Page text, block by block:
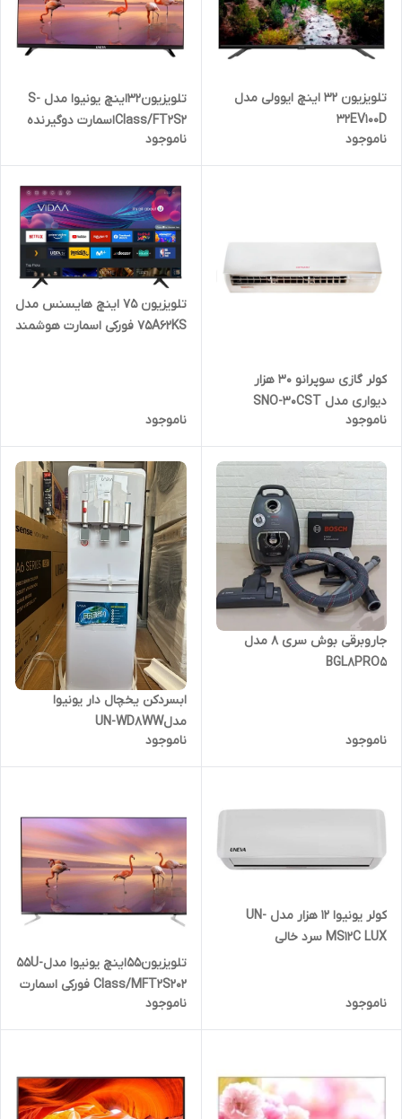
تلویزیون 32 اینچ ایوولی مدل
32EV100D
ناموجود
تلویزیون۳۲اینچ یونیوا مدل S-
Class/FT2S2اسمارت دوگیرنده
ناموجود
کولر گازی سوپرانو ۳۰ هزار
دیواری مدل SNO-30CST
ناموجود
تلویزیون ۷۵ اینچ هایسنس مدل
75A62KS فورکی اسمارت هوشمند
ناموجود
جاروبرقی بوش سری ۸ مدل
BGL8PRO5
ناموجود
ابسردکن یخچال دار یونیوا
مدلUN-WD8WW
ناموجود
کولر یونیوا ۱۲ هزار مدل UN-
MS12C LUX سرد خالی
ناموجود
تلویزیون۵۵اینچ یونیوا مدل55U-
Class/MFT2S202 فورکی اسمارت
ناموجود